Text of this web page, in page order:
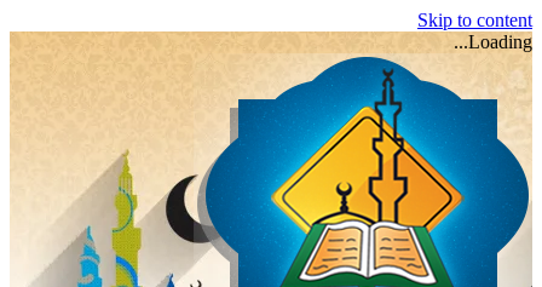
Skip to content
Loading...